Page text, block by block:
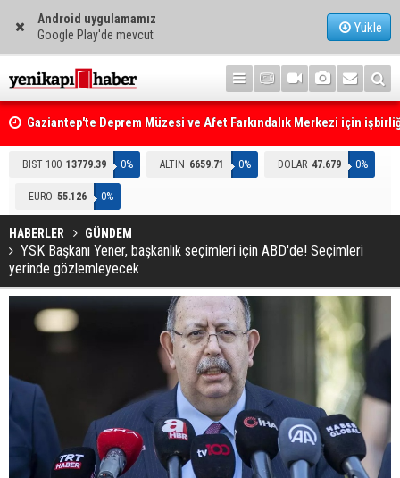
Android uygulamamız
Google Play'de mevcut
Yükle
Gaziantep'te Deprem Müzesi ve Afet Farkındalık Merkezi için
protokolü imzalandı
Resmi Gazete'de Bugün
BIST 100 13779.39 0% ALTIN 6659.71 0% DOLAR 47.679 0%
EURO 55.126 0%
HABERLER GÜNDEM
YSK Başkanı Yener, başkanlık seçimleri için ABD'de! Seçimleri
yerinde gözlemleyecek